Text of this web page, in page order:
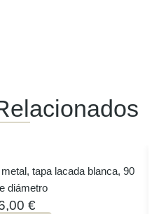
tapa lacada blanca, 90
diámetro
€